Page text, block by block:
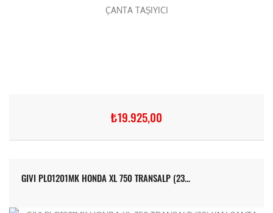
₺19.925,00
GIVI PLO1201MK HONDA XL 750 TRANSALP (23...